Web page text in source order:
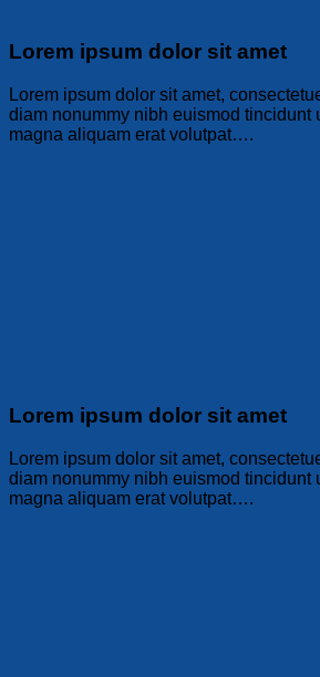
Lorem ipsum dolor sit amet
Lorem ipsum dolor sit amet,
diam nonummy nibh euismod tincidunt
magna aliquam erat volutpat….
Lorem ipsum dolor sit amet
Lorem ipsum dolor sit amet,
diam nonummy nibh euismod tincidunt
magna aliquam erat volutpat….